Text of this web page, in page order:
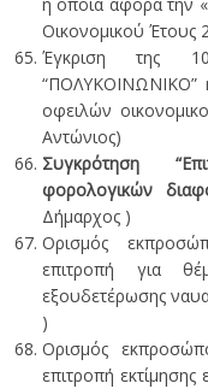
η οποία αφορά την
Οικονομικού Έτους
Έγκριση της
“ΠΟΛΥΚΟΙΝΩΝΙΚΟ”
οφειλών
Αντώνιος)
Συγκρότηση
φορολογικών
Δήμαρχος )
Ορισμός
επιτροπή για
εξουδετέρωσης
)
Ορισμός
επιτροπή